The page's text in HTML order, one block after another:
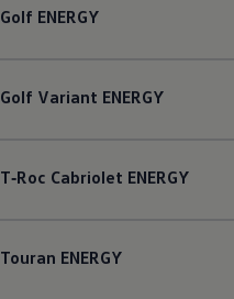
Golf ENERGY
Golf Variant ENERGY
T‑Roc Cabriolet ENERGY
Touran ENERGY